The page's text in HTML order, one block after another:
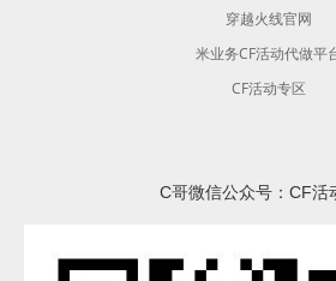
穿越火线官网
米业务CF活动代做平
CF活动专区
C哥微信公众号：CF活